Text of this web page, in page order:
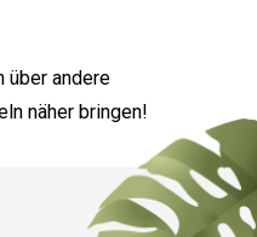
über andere
näher bringen!